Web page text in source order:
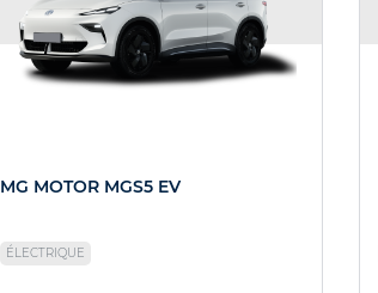
MG MOTOR MGS5 EV
ÉLECTRIQUE